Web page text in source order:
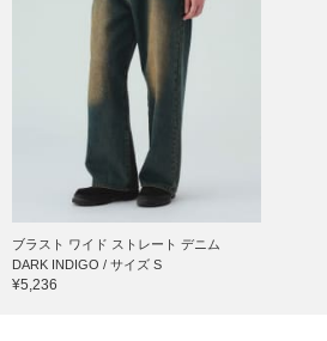
ブラスト ワイド ストレート デニム
DARK INDIGO / サイズ S
¥5,236